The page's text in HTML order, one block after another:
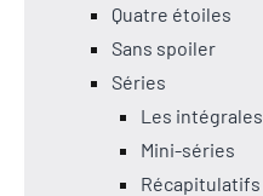
Quatre étoiles
Sans spoiler
Séries
Les intégrales
Mini-séries
Récapitulatifs